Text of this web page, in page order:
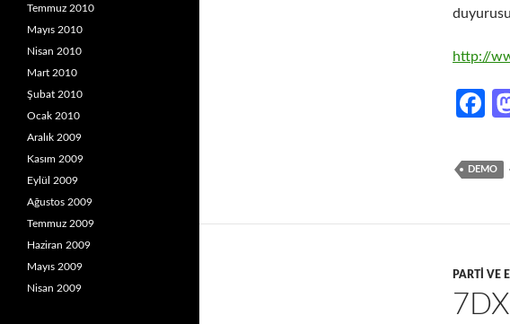
http://
b
o
DEMO
PARTI VE
Temmuz 2010
Mayıs 2010
Nisan 2010
Mart 2010
Şubat 2010
Ocak 2010
Aralık 2009
Kasım 2009
Eylül 2009
Ağustos 2009
Temmuz 2009
Haziran 2009
Mayıs 2009
Nisan 2009